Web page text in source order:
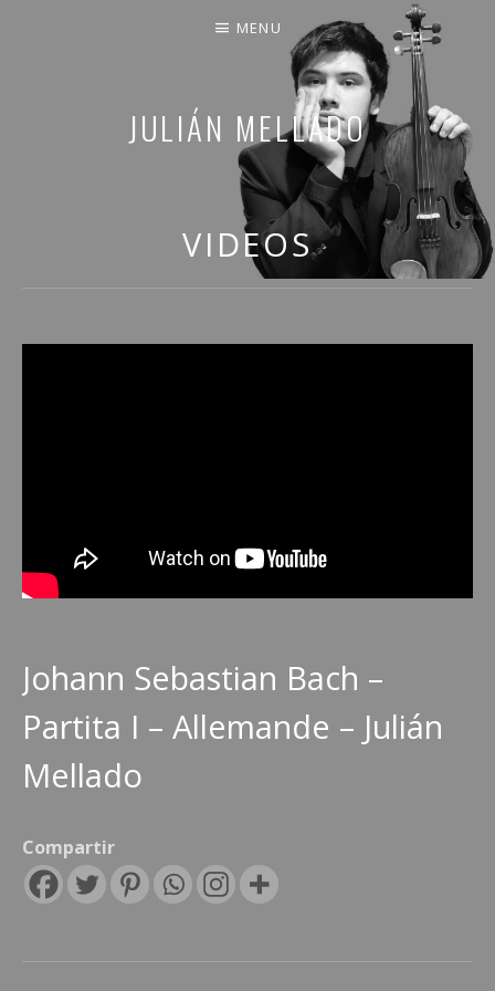
JULIÁN MELLADO
COMPARTO PARTE DE MI VIDA
MENU
VIDEOS
Johann Sebastian Bach –
Partita I – Allemande – Julián
Mellado
Compartir